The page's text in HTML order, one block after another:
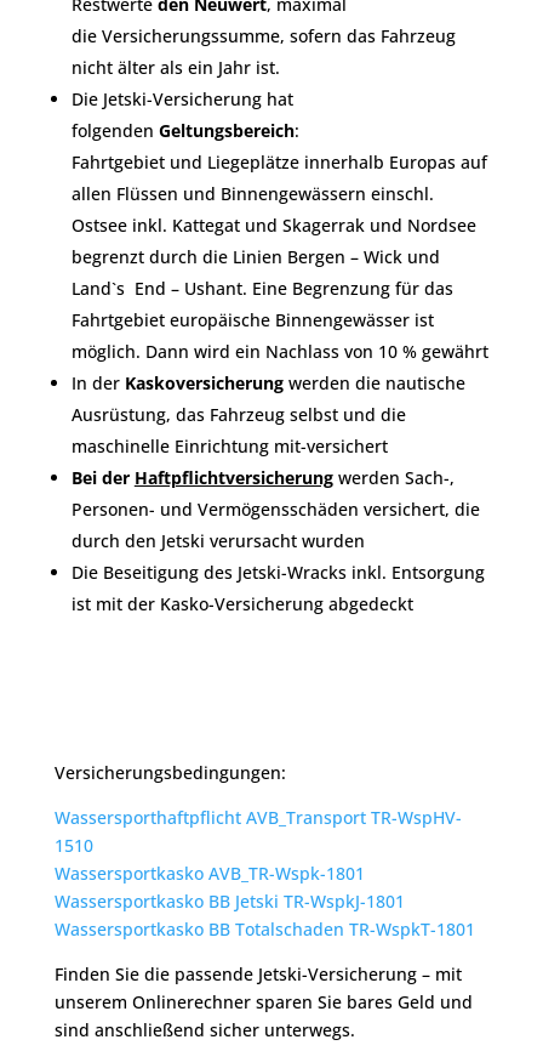
die Versicherungssumme, sofern das Fahrzeug
nicht älter als ein Jahr ist.
Die Jetski-Versicherung hat
folgenden Geltungsbereich:
Fahrtgebiet und Liegeplätze innerhalb Europas auf
allen Flüssen und Binnengewässern einschl.
Ostsee inkl. Kattegat und Skagerrak und Nordsee
begrenzt durch die Linien Bergen – Wick und
Land`s End – Ushant. Eine Begrenzung für das
Fahrtgebiet europäische Binnengewässer ist
möglich. Dann wird ein Nachlass von 10 % gewährt
In derKaskoversicherungwerden die nautische
Ausrüstung, das Fahrzeug selbst und die
maschinelle Einrichtung mit-versichert
Bei der Haftpflichtversicherung werden Sach-,
Personen- und Vermögensschäden versichert, die
durch den Jetski verursacht wurden
Die Beseitigung des Jetski-Wracks inkl. Entsorgung
ist mit der Kasko-Versicherung abgedeckt
Versicherungsbedingungen:
Wassersporthaftpflicht AVB_Transport TR-WspHV-
1510
Wassersportkasko AVB_TR-Wspk-1801
Wassersportkasko BB Jetski TR-WspkJ-1801
Wassersportkasko BB Totalschaden TR-WspkT-1801
Finden Sie die passende Jetski-Versicherung – mit
unserem Onlinerechner sparen Sie bares Geld und
sind anschließend sicher unterwegs.